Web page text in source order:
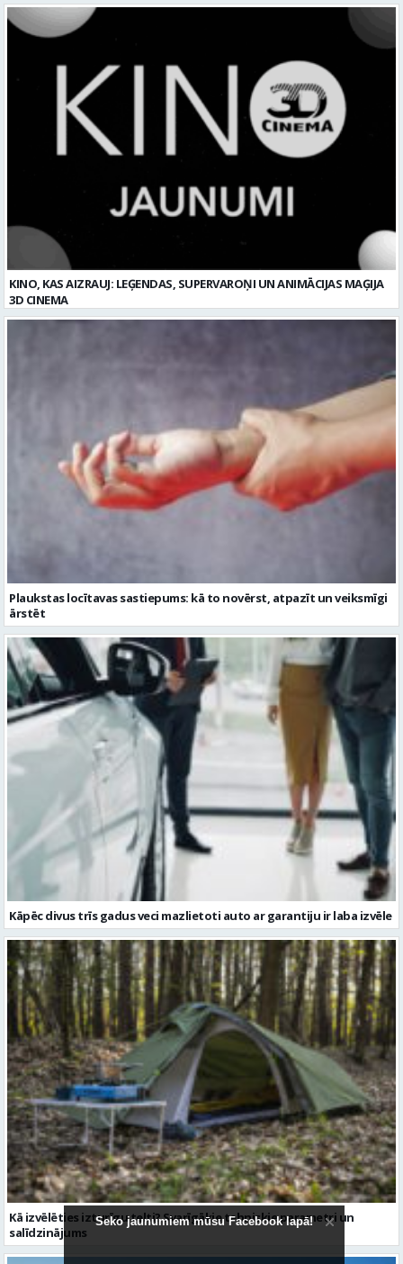
Noslēgusies Semināra ielas pārbūve un stāvlaukuma izbūve
Reklāmraksti Skatīt visu
KINO, KAS AIZRAUJ: LEĢENDAS, SUPERVAROŅI UN ANIMĀCIJAS MAĢIJA
Plaukstas locītavas sastiepums: kā to novērst, atpazīt un veiksmīgi
ārstēt
Kāpēc divus trīs gadus veci mazlietoti auto ar garantiju ir laba izvēle
Seko jaunumiem mūsu Facebook lapā!